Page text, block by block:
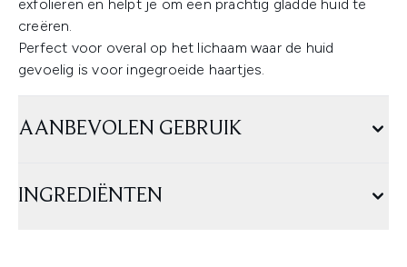
exfoliëren en helpt je om een prachtig gladde huid te
creëren.
Perfect voor overal op het lichaam waar de huid
gevoelig is voor ingegroeide haartjes.
AANBEVOLEN GEBRUIK
INGREDIËNTEN